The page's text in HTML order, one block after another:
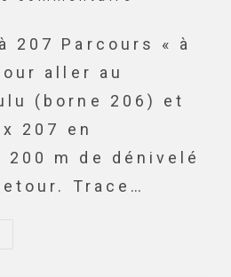
207 Parcours « à
aller au
(borne 206) et
207 en
m de dénivelé
Trace…